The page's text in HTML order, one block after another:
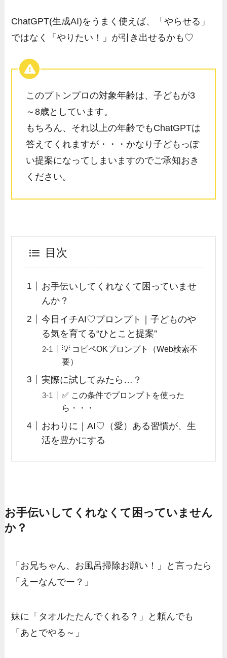
ChatGPT(生成AI)をうまく使えば、「やらせる」
ではなく「やりたい！」が引き出せるかも♡
このプトンプロの対象年齢は、子どもが3
～8歳としています。
もちろん、それ以上の年齢でもChatGPTは
答えてくれますが・・・かなり子どもっぽ
い提案になってしまいますのでご承知おき
ください。
目次
お手伝いしてくれなくて困っていませ
んか？
今日イチAI♡プロンプト｜子どものや
る気を育てる“ひとこと提案”
💡 コピペOKプロンプト（Web検索不
要）
実際に試してみたら…？
✅ この条件でプロンプトを使った
ら・・・
おわりに｜AI♡（愛）ある習慣が、生
活を豊かにする
お手伝いしてくれなくて困っていません
か？
「お兄ちゃん、お風呂掃除お願い！」と言ったら
「えーなんでー？」
妹に「タオルたたんでくれる？」と頼んでも
「あとでやる～」